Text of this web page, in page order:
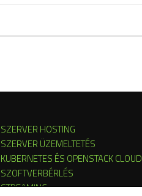
SZERVER HOSTING
SZERVER ÜZEMELTETÉS
KUBERNETES ÉS OPENSTACK CLOUD
SZOFTVERBÉRLÉS
STREAMING